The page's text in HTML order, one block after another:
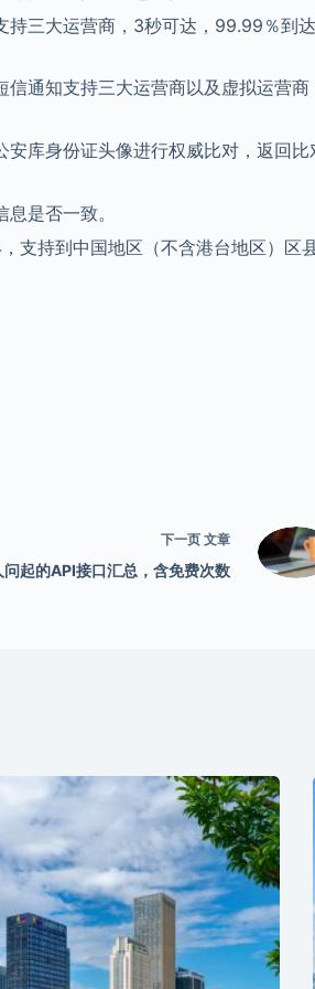
持三大运营商，3秒可达，99.99％到达
通知支持三大运营商以及虚拟运营商
安库身份证头像进行权威比对，返回比
是否一致。
支持到中国地区（不含港台地区）区
下一页 文章
问起的API接口汇总，含免费次数